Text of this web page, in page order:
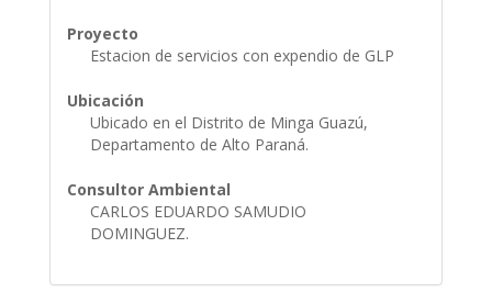
Proyecto
Estacion de servicios con expendio de GLP
Ubicación
Ubicado en el Distrito de Minga Guazú,
Departamento de Alto Paraná.
Consultor Ambiental
CARLOS EDUARDO SAMUDIO
DOMINGUEZ.